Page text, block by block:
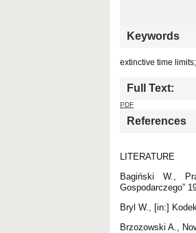
Keywords
extinctive time
Full Text:
PDF
References
LITERATURE
Bagiński W.,
Gospodarczego”
Bryl W., [in:]
Brzozowski A.,